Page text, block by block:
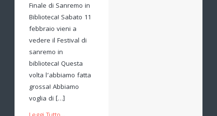
Finale di Sanremo in
Biblioteca! Sabato 11
febbraio vieni a
vedere il Festival di
sanremo in
biblioteca! Questa
volta l’abbiamo fatta
grossa! Abbiamo
voglia di […]